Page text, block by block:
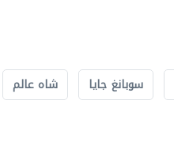
سوبانغ جايا شاه عالم